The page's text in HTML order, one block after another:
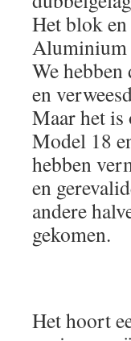
Het blok
Aluminium
We hebben
en
Maar het is
Model 18
hebben
en
andere
gekomen.
Het hoort